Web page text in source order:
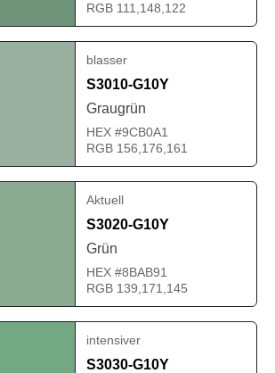
RGB 111,148,122
blasser
S3010-G10Y
Graugrün
HEX #9CB0A1
RGB 156,176,161
Aktuell
S3020-G10Y
Grün
HEX #8BAB91
RGB 139,171,145
intensiver
S3030-G10Y